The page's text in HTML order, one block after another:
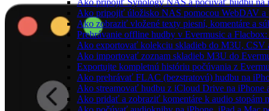
Ako pripojiť Synology NAS a počúvať hudbu na
Ako pripojiť úložisko NAS pomocou WebDAV a
Ako zobraziť vložené texty piesní, komentáre a
Prehrávanie offline hudby v Evermusic a
Ako exportovať kolekciu skladieb do M3U, CSV
Ako importovať zoznam skladieb M3U do
Exportujte kompletnú históriu počúvania z
Ako prehrávať FLAC (bezstratovú) hudbu na
Ako streamovať hudbu z iCloud Drive na iPhone
Ako pridať a zobraziť komentáre k audio stopám